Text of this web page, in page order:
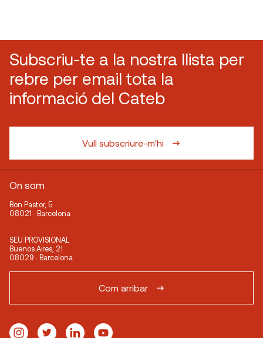
Subscriu-te a la nostra llista per
rebre per email tota la
informació del Cateb
Vull subscriure-m'hi
On som
Bon Pastor, 5
08021 · Barcelona
SEU PROVISIONAL
Buenos Aires, 21
08029 · Barcelona
Com arribar